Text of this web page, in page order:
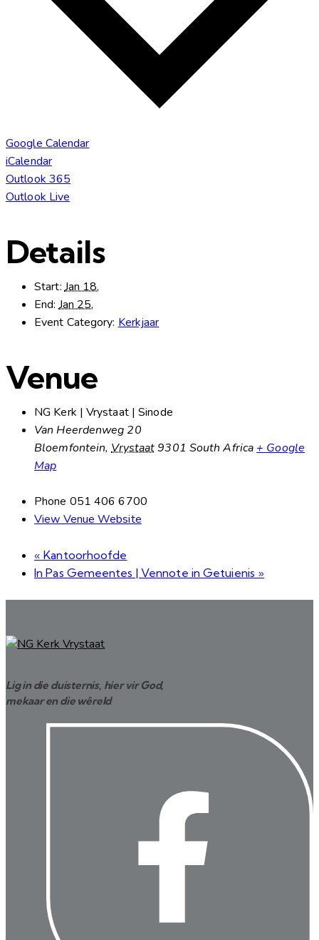
Google Calendar
iCalendar
Outlook 365
Outlook Live
Details
Start: Jan 18,
End: Jan 25,
Event Category: Kerkjaar
Venue
NG Kerk | Vrystaat | Sinode
Van Heerdenweg 20
Bloemfontein, Vrystaat9301 South Africa + Google
Map
Phone 051 406 6700
View Venue Website
« Kantoorhoofde
In Pas Gemeentes | Vennote in Getuienis »
Lig in die duisternis, hier vir God,
mekaar en die wêreld